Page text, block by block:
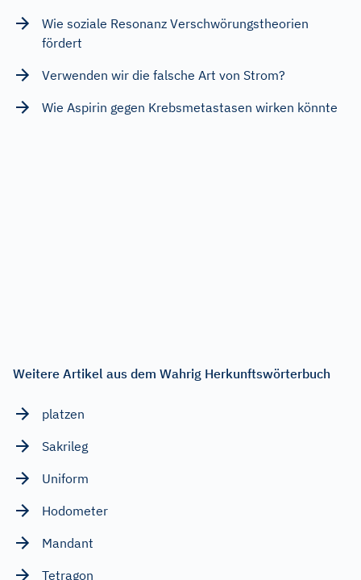
Wie soziale Resonanz Verschwörungstheorien
fördert
Verwenden wir die falsche Art von Strom?
Wie Aspirin gegen Krebsmetastasen wirken könnte
Weitere Artikel aus dem Wahrig Herkunftswörterbuch
platzen
Sakrileg
Uniform
Hodometer
Mandant
Tetragon